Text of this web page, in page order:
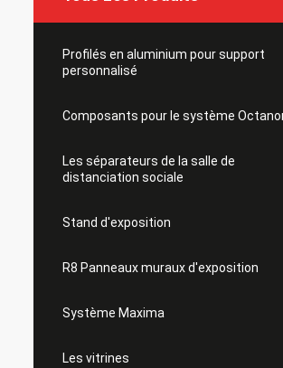
Profilés en aluminium pour support
personnalisé
Composants pour le système
Les séparateurs de la salle de
distanciation sociale
Stand d'exposition
R8 Panneaux muraux d'exposition
Système Maxima
Les vitrines